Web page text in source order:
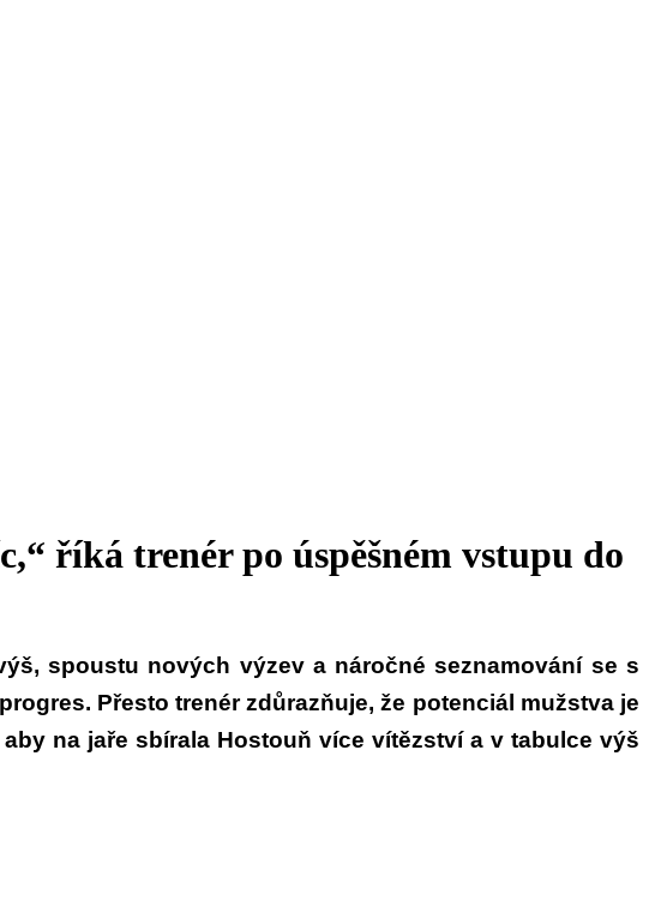
říká trenér po úspěšném vstupu do
spoustu nových výzev a náročné seznamování se s
Přesto trenér zdůrazňuje, že potenciál mužstva je
na jaře sbírala Hostouň více vítězství a v tabulce výš